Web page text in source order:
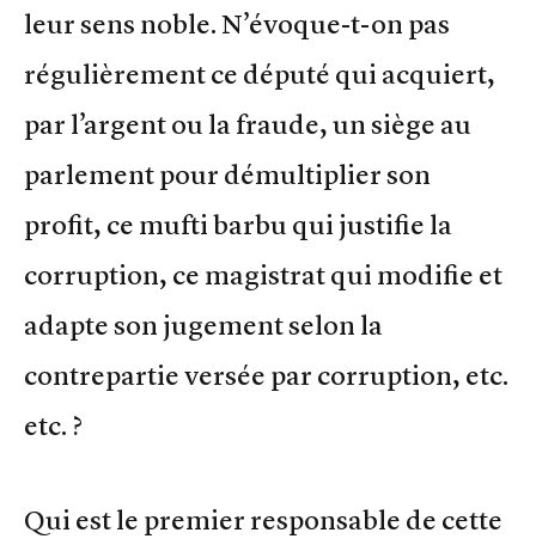
leur sens noble. N’évoque-t-on pas
régulièrement ce député qui acquiert,
par l’argent ou la fraude, un siège au
parlement pour démultiplier son
profit, ce mufti barbu qui justifie la
corruption, ce magistrat qui modifie et
adapte son jugement selon la
contrepartie versée par corruption, etc.
etc. ?
Qui est le premier responsable de cette